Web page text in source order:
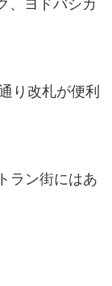
、ヨドバシカ
り改札が便利
ラン街にはあ